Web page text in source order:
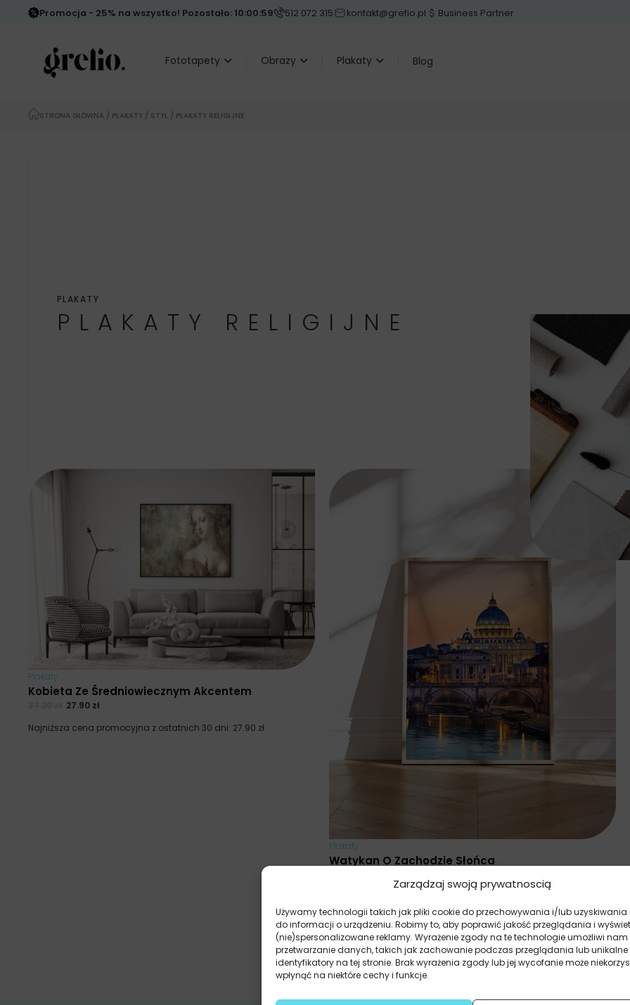
Zarządzaj swoją prywatnoscią
Używamy technologii takich jak pliki cookie do przechowywania i/lub uzyskiwania
do informacji o urządzeniu. Robimy to, aby poprawić jakość przeglądania i
(nie)spersonalizowane reklamy. Wyrażenie zgody na te technologie umożliwi nam
przetwarzanie danych, takich jak zachowanie podczas przeglądania lub unikalne
identyfikatory na tej stronie. Brak wyrażenia zgody lub jej wycofanie może
wpłynąć na niektóre cechy i funkcje.
Promocja - 25% na wszystko! Pozostało: 10:00:58 512 072 315 kontakt@grefio.pl Business Partner
Fototapety Obrazy Plakaty Blog
STRONA GŁÓWNA / PLAKATY / STYL / PLAKATY RELIGIJNE
PLAKATY
PLAKATY RELIGIJNE
Plakaty
Kobieta Ze Średniowiecznym Akcentem
27.90 zł
Najniższa cena promocyjna z ostatnich 30 dni: 27.90 zł.
Plakaty
Watykan O Zachodzie Słońca